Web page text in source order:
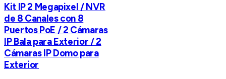
Kit IP 2 Megapixel / NVR
de 8 Canales con 8
Puertos PoE / 2 Cámaras
IP Bala para Exterior / 2
Cámaras IP Domo para
Exterior